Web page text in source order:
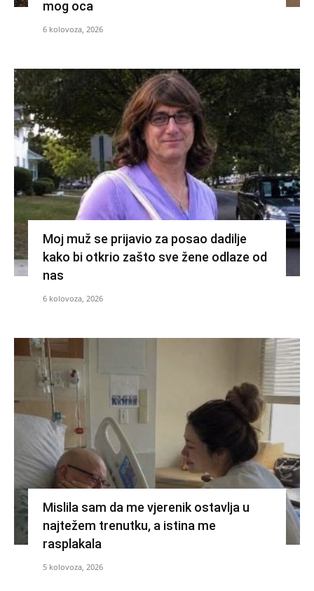
mog oca
6 kolovoza, 2026
Moj muž se prijavio za posao dadilje
kako bi otkrio zašto sve žene odlaze od
nas
6 kolovoza, 2026
Mislila sam da me vjerenik ostavlja u
najtežem trenutku, a istina me
rasplakala
5 kolovoza, 2026